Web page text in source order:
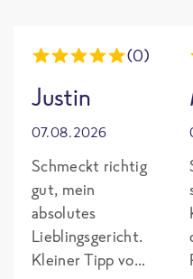
(0)
Justin
07.08.2026
Schmeckt richtig
gut, mein
absolutes
Lieblingsgericht.
Kleiner Tipp von